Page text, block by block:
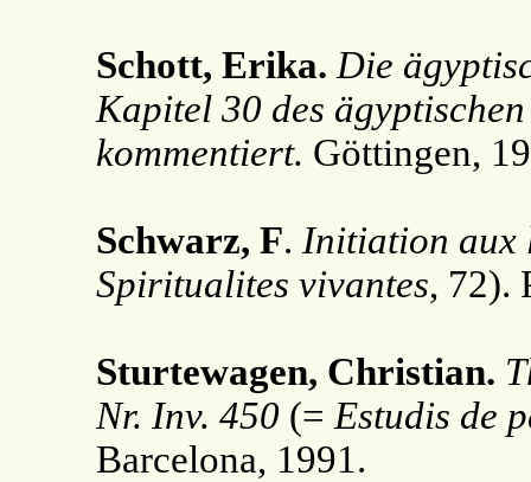
Schott, Erika. Die
Kapitel 30 des
kommentiert. Göttingen,
Schwarz, F. Initiation aux
Spiritualites vivantes, 72).
Sturtewagen, Christian.
Nr. Inv. 450 (= Estudis de
Barcelona, 1991.